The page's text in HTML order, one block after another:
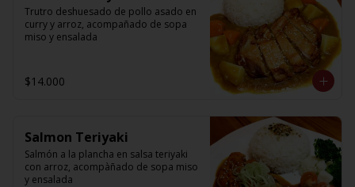
Trutro deshuesado de pollo asado en
curry y arroz, acompañado de sopa
miso y ensalada
$14.000
Salmon Teriyaki
Salmón a la plancha en salsa teriyaki
con arroz, acompàñado de sopa miso
y ensalada